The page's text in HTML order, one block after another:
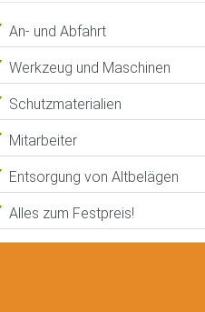
An- und Abfahrt
Werkzeug und Maschinen
Schutzmaterialien
Mitarbeiter
Entsorgung von Altbelägen
Alles zum Festpreis!